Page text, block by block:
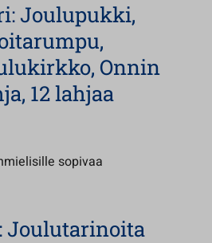
Joulupukki,
Onnin
12 lahjaa
sopivaa
Joulutarinoita